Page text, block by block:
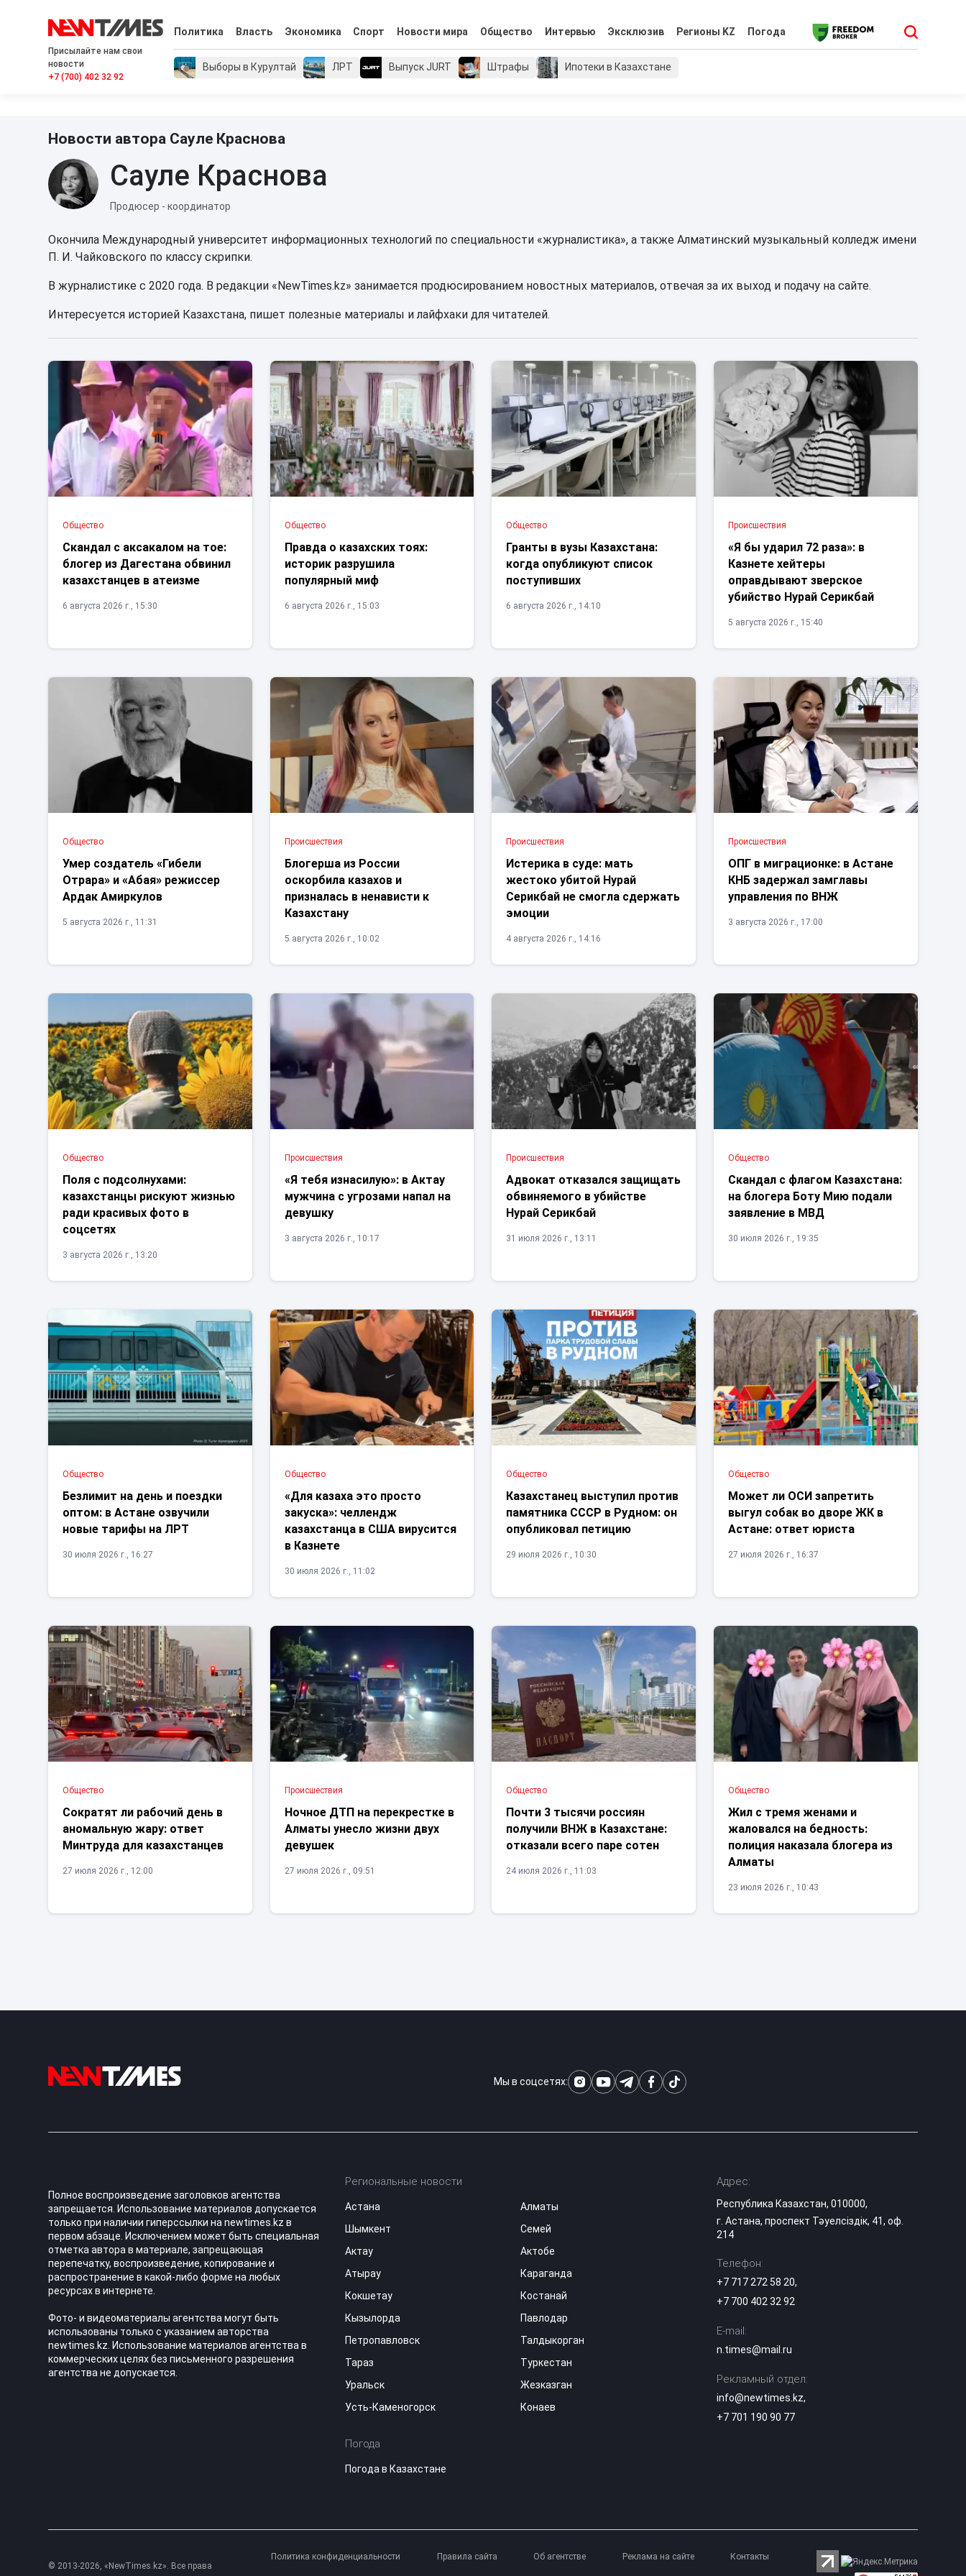
Присылайте нам свои
новости
+7 (700) 402 32 92
Политика Власть Экономика Спорт Новости мира Общество Интервью Эксклюзив Регионы KZ Погода
Выборы в Курултай ЛРТ Выпуск JURT Штрафы Ипотеки в Казахстане
Новости автора Сауле Краснова
Сауле Краснова
Продюсер - координатор
Окончила Международный университет информационных технологий по специальности «журналистика», а также Алматинский музыкальный колледж имени
П. И. Чайковского по классу скрипки.
В журналистике с 2020 года. В редакции «NewTimes.kz» занимается продюсированием новостных материалов, отвечая за их выход и подачу на сайте.
Интересуется историей Казахстана, пишет полезные материалы и лайфхаки для читателей.
Общество
Скандал с аксакалом на тое:
блогер из Дагестана обвинил
казахстанцев в атеизме
6 августа 2026 г., 15:30
Общество
Правда о казахских тоях:
историк разрушила
популярный миф
6 августа 2026 г., 15:03
Общество
Гранты в вузы Казахстана:
когда опубликуют список
поступивших
6 августа 2026 г., 14:10
Проиcшествия
«Я бы ударил 72 раза»: в
Казнете хейтеры
оправдывают зверское
убийство Нурай Серикбай
5 августа 2026 г., 15:40
Общество
Умер создатель «Гибели
Отрара» и «Абая» режиссер
Ардак Амиркулов
5 августа 2026 г., 11:31
Проиcшествия
Блогерша из России
оскорбила казахов и
призналась в ненависти к
Казахстану
5 августа 2026 г., 10:02
Проиcшествия
Истерика в суде: мать
жестоко убитой Нурай
Серикбай не смогла сдержать
эмоции
4 августа 2026 г., 14:16
Проиcшествия
ОПГ в миграционке: в Астане
КНБ задержал замглавы
управления по ВНЖ
3 августа 2026 г., 17:00
Общество
Поля с подсолнухами:
казахстанцы рискуют жизнью
ради красивых фото в
соцсетях
3 августа 2026 г., 13:20
Проиcшествия
«Я тебя изнасилую»: в Актау
мужчина с угрозами напал на
девушку
3 августа 2026 г., 10:17
Проиcшествия
Адвокат отказался защищать
обвиняемого в убийстве
Нурай Серикбай
31 июля 2026 г., 13:11
Общество
Скандал с флагом Казахстана:
на блогера Боту Мию подали
заявление в МВД
30 июля 2026 г., 19:35
Общество
Безлимит на день и поездки
оптом: в Астане озвучили
новые тарифы на ЛРТ
30 июля 2026 г., 16:27
Общество
«Для казаха это просто
закуска»: челлендж
казахстанца в США вирусится
в Казнете
30 июля 2026 г., 11:02
Общество
Казахстанец выступил против
памятника СССР в Рудном: он
опубликовал петицию
29 июля 2026 г., 10:30
Общество
Может ли ОСИ запретить
выгул собак во дворе ЖК в
Астане: ответ юриста
27 июля 2026 г., 16:37
Общество
Сократят ли рабочий день в
аномальную жару: ответ
Минтруда для казахстанцев
27 июля 2026 г., 12:00
Проиcшествия
Ночное ДТП на перекрестке в
Алматы унесло жизни двух
девушек
27 июля 2026 г., 09:51
Общество
Почти 3 тысячи россиян
получили ВНЖ в Казахстане:
отказали всего паре сотен
24 июля 2026 г., 11:03
Общество
Жил с тремя женами и
жаловался на бедность:
полиция наказала блогера из
Алматы
23 июля 2026 г., 10:43
Мы в соцсетях:
Полное воспроизведение заголовков агентства
запрещается. Использование материалов допускается
только при наличии гиперссылки на newtimes.kz в
первом абзаце. Исключением может быть специальная
отметка автора в материале, запрещающая
перепечатку, воспроизведение, копирование и
распространение в какой-либо форме на любых
ресурсах в интернете.
Фото- и видеоматериалы агентства могут быть
использованы только с указанием авторства
newtimes.kz. Использование материалов агентства в
коммерческих целях без письменного разрешения
агентства не допускается.
Региональные новости
Астана
Алматы
Шымкент
Семей
Актау
Актобе
Атырау
Караганда
Кокшетау
Костанай
Кызылорда
Павлодар
Петропавловск
Талдыкорган
Тараз
Туркестан
Уральск
Жезказган
Усть-Каменогорск
Конаев
Погода
Погода в Казахстане
Адрес:
Республика Казахстан, 010000,
г. Астана, проспект Тәуелсіздік, 41, оф.
214
Телефон:
+7 717 272 58 20,
+7 700 402 32 92
E-mail:
n.times@mail.ru
Рекламный отдел:
info@newtimes.kz,
+7 701 190 90 77
© 2013-2026, «NewTimes.kz». Все права
Политика конфиденциальности Правила сайта Об агентстве Реклама на сайте Контакты